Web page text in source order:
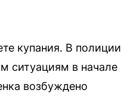
купания. В полиции
ситуациям в начале
возбуждено